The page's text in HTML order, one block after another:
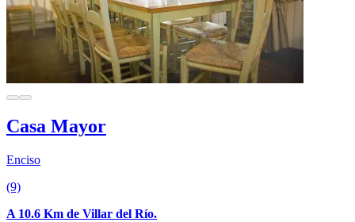
Casa Mayor
Enciso
(9)
A 10.6 Km de Villar del Río.